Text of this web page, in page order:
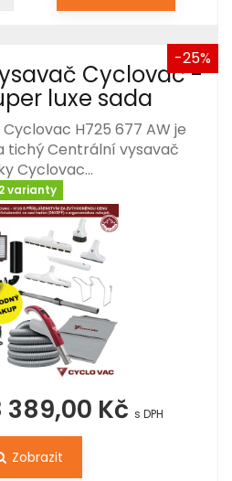
-25%
Cyclovac -
luxe sada
H725 677 AW je
tichý Centrální vysavač
Cyclovac…
2 varianty
389,00 Kč s DPH
Zobrazit